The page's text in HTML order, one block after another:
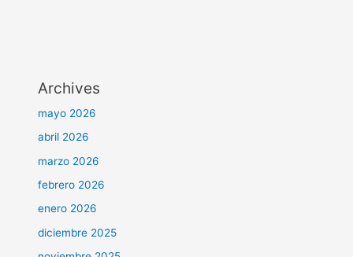
Archives
mayo 2026
abril 2026
marzo 2026
febrero 2026
enero 2026
diciembre 2025